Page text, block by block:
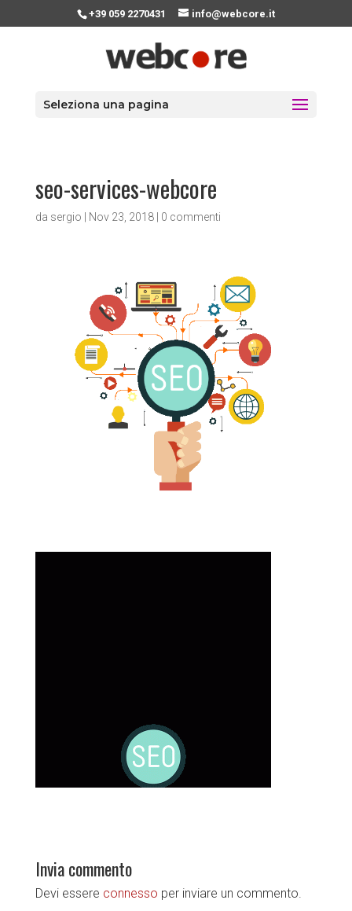
+39 059 2270431 info@webcore.it
Seleziona una pagina
seo-services-webcore
da sergio Nov 23, 2018| 0 commenti
Invia commento
Devi essere connesso per inviare un commento.